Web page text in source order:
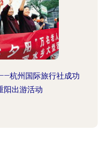
杭州国际旅行社成功
阳出游活动